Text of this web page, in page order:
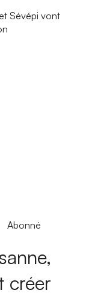
Sévépi vont
Abonné
créer